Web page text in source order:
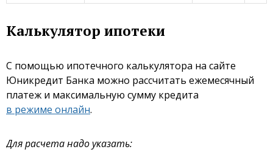
Калькулятор ипотеки
С помощью ипотечного калькулятора на сайте
Юникредит Банка можно рассчитать ежемесячный
платеж и максимальную сумму кредита
в режиме онлайн.
Для расчета надо указать: